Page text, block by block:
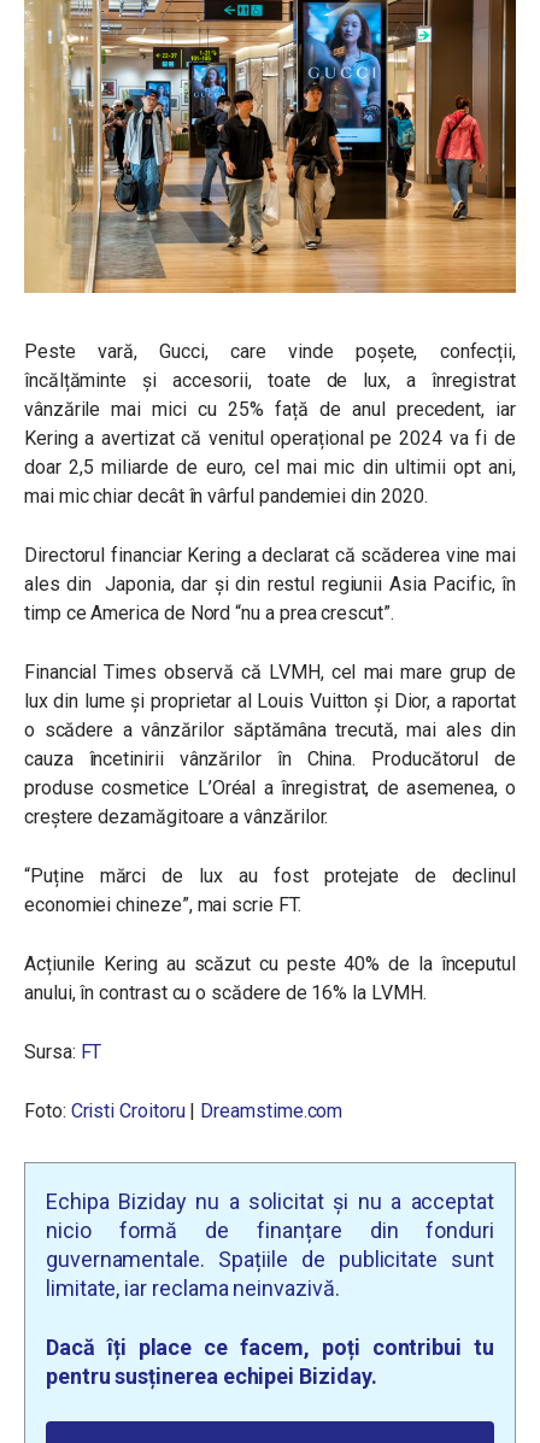
Peste vară, Gucci, care vinde poșete, confecții,
încălțăminte și accesorii, toate de lux, a înregistrat
vânzările mai mici cu 25% față de anul precedent, iar
Kering a avertizat că venitul operațional pe 2024 va fi de
doar 2,5 miliarde de euro, cel mai mic din ultimii opt ani,
mai mic chiar decât în vârful pandemiei din 2020.
Directorul financiar Kering a declarat că scăderea vine mai
ales din Japonia, dar și din restul regiunii Asia Pacific, în
timp ce America de Nord “nu a prea crescut”.
Financial Times observă că LVMH, cel mai mare grup de
lux din lume și proprietar al Louis Vuitton și Dior, a raportat
o scădere a vânzărilor săptămâna trecută, mai ales din
cauza încetinirii vânzărilor în China. Producătorul de
produse cosmetice L’Oréal a înregistrat, de asemenea, o
creștere dezamăgitoare a vânzărilor.
“Puține mărci de lux au fost protejate de declinul
economiei chineze”, mai scrie FT.
Acțiunile Kering au scăzut cu peste 40% de la începutul
anului, în contrast cu o scădere de 16% la LVMH.
Sursa: FT
Foto: Cristi Croitoru| Dreamstime.com
Echipa Biziday nu a solicitat și nu a acceptat
nicio formă de finanțare din fonduri
guvernamentale. Spațiile de publicitate sunt
limitate, iar reclama neinvazivă.
Dacă îți place ce facem, poți contribui tu
pentru susținerea echipei Biziday.